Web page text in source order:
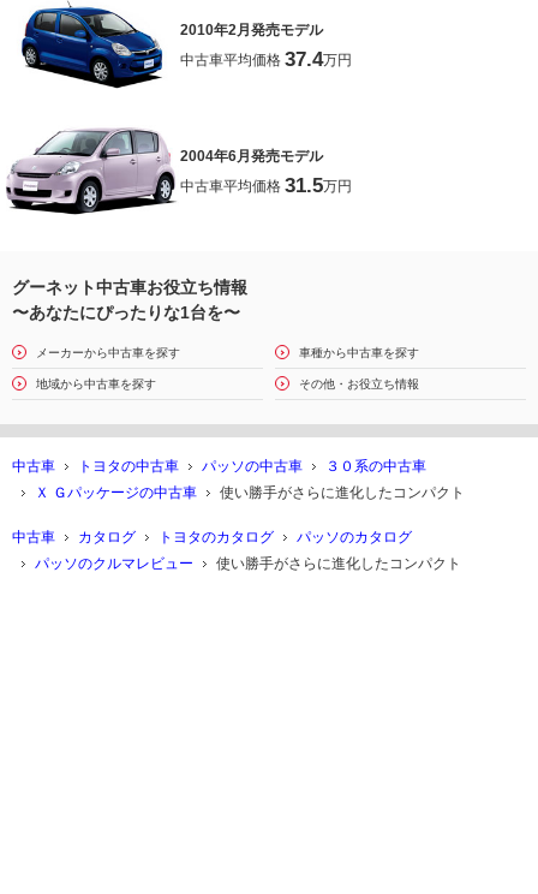
2010年2月発売モデル
中古車平均価格 37.4万円
2004年6月発売モデル
中古車平均価格 31.5万円
グーネット中古車お役立ち情報
〜あなたにぴったりな1台を〜
メーカーから中古車を探す 車種から中古車を探す
地域から中古車を探す その他・お役立ち情報
中古車 トヨタの中古車 パッソの中古車
３０系の中古車
Ｘ Ｇパッケージの中古車
使い勝手がさらに進化したコンパクト
中古車 カタログ トヨタのカタログ
パッソのカタログ
パッソのクルマレビュー
使い勝手がさらに進化したコンパクト